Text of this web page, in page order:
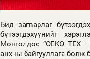
Бид загварлаг
бүтээгдэхүүнийг
Монголдоо “OEKO TEX
анхны байгууллага болж